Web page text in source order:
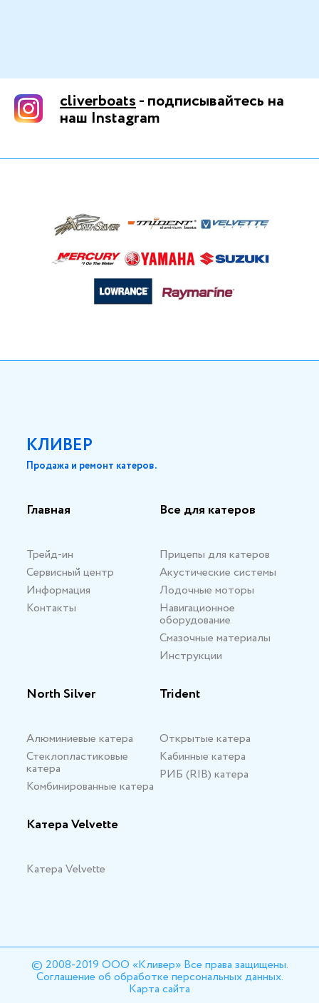
cliverboats- подписывайтесь на
наш Instagram
КЛИВЕР
Продажа и ремонт катеров.
Главная
Трейд-ин
Сервисный центр
Информация
Контакты
Все для катеров
Прицепы для катеров
Акустические системы
Лодочные моторы
Навигационное
оборудование
Смазочные материалы
Инструкции
North Silver
Алюминиевые катера
Стеклопластиковые
катера
Комбинированные катера
Trident
Открытые катера
Кабинные катера
РИБ (RIB) катера
Катера Velvette
Катера Velvette
© 2008-2019 ООО «Кливер» Все права защищены.
Соглашение об обработке персональных данных.
Карта сайта